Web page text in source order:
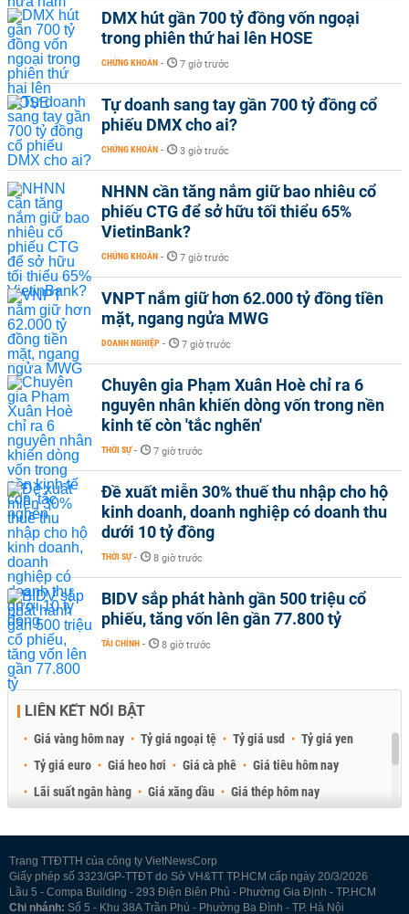
DMX hút gần 700 tỷ đồng vốn ngoại
trong phiên thứ hai lên HOSE
CHỨNG KHOÁN - 7 giờ trước
Tự doanh sang tay gần 700 tỷ đồng cổ
phiếu DMX cho ai?
CHỨNG KHOÁN - 3 giờ trước
NHNN cần tăng nắm giữ bao nhiêu cổ
phiếu CTG để sở hữu tối thiểu 65%
VietinBank?
CHỨNG KHOÁN - 7 giờ trước
VNPT nắm giữ hơn 62.000 tỷ đồng tiền
mặt, ngang ngửa MWG
DOANH NGHIỆP - 7 giờ trước
Chuyên gia Phạm Xuân Hoè chỉ ra 6
nguyên nhân khiến dòng vốn trong nền
kinh tế còn 'tắc nghẽn'
THỜI SỰ - 7 giờ trước
Đề xuất miễn 30% thuế thu nhập cho hộ
kinh doanh, doanh nghiệp có doanh thu
dưới 10 tỷ đồng
THỜI SỰ - 8 giờ trước
BIDV sắp phát hành gần 500 triệu cổ
phiếu, tăng vốn lên gần 77.800 tỷ
TÀI CHÍNH - 8 giờ trước
LIÊN KẾT NỔI BẬT
Giá vàng hôm nay Tỷ giá ngoại tệ Tỷ giá usd
Tỷ giá yen
Tỷ giá euro
Giá heo hơi Giá cà phê
Giá tiêu hôm nay
Lãi suất ngân hàng
Giá xăng dầu
Giá thép hôm nay
Trang TTĐTTH của công ty VietNewsCorp
Giấy phép số 3323/GP-TTĐT do Sở VH&TT TP.HCM cấp ngày 20/3/2026
Lầu 5 - Compa Building - 293 Điện Biên Phủ - Phường Gia Định - TP.HCM
Chi nhánh: Số 5 - Khu 38A Trần Phú - Phường Ba Đình - TP. Hà Nội